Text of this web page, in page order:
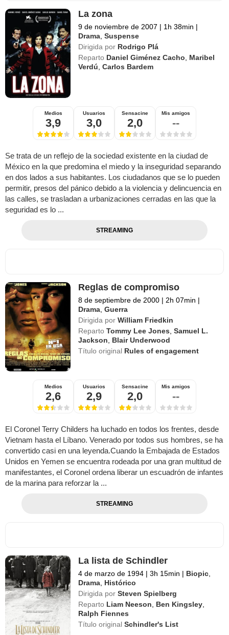
La zona
9 de noviembre de 2007 | 1h 38min |
Drama ,Suspense
Dirigida por Rodrigo Plá
Reparto Daniel Giménez Cacho
Maribel
Verdú ,Carlos Bardem
Medios
3,9
Usuarios
3,0
Sensacine
2,0
Mis amigos
--
Se trata de un reflejo de la sociedad existente en la ciudad de
México en la que predomina el miedo y la inseguridad separando
en dos lados a sus habitantes. Los ciudadanos que se lo pueden
permitir, presos del pánico debido a la violencia y delincuencia en
las calles, se trasladan a urbanizaciones cerradas en las que la
seguridad es lo ...
STREAMING
Reglas de compromiso
8 de septiembre de 2000 | 2h 07min |
Drama ,Guerra
Dirigida por William Friedkin
Reparto Tommy Lee Jones ,Samuel L.
Jackson
Blair Underwood
Título original Rules of engagement
Medios
2,6
Usuarios
2,9
Sensacine
2,0
Mis amigos
--
El Coronel Terry Childers ha luchado en todos los frentes, desde
Vietnam hasta el Líbano. Venerado por todos sus hombres, se ha
convertido casi en una leyenda.Cuando la Embajada de Estados
Unidos en Yemen se encuentra rodeada por una gran multitud de
manifestantes, el Coronel ordena liberar un escuadrón de infantes
de la marina para reforzar la ...
STREAMING
La lista de Schindler
4 de marzo de 1994 | 3h 15min | Biopic
Drama Histórico
Dirigida por Steven Spielberg
Reparto Liam Neeson Ben Kingsley
Ralph Fiennes
Título originalSchindler's List